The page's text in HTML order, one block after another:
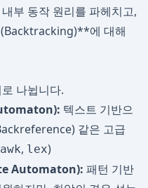
부 동작 원리를 파헤치고,
에 대해
나뉩니다.
텍스트 기반으
같은 고급
awk, lex)
Automaton): 패턴 기반